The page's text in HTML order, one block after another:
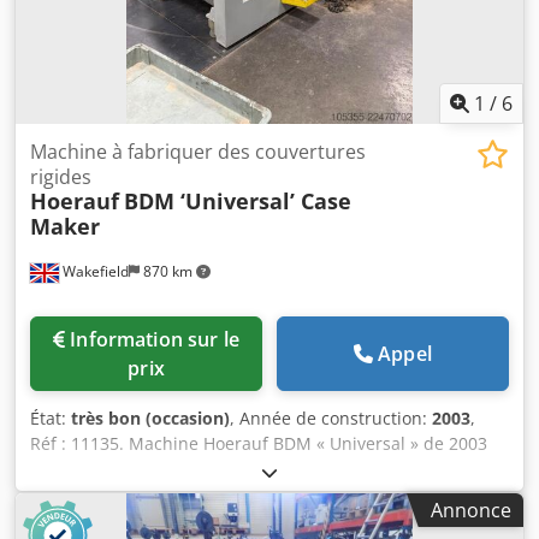
Nous vous enverrons volontiers des informations
complémentaires ou des photos supplémentaires sur
demande. Vente privée non autorisée. La vente s’effectue à
partir de l’entrepôt. Erreurs et ventes intermédiaires
1 / 6
Wakefield 870 km
Machine à fabriquer des couvertures
rigides
Hoerauf BDM ‘Universal’ Case
Maker
prix
Appel
État: très bon (occasion), Année de construction: 2003,
Réf : 11135. Machine Hoerauf BDM « Universal » de 2003
pour la fabrication de coffrets. Conçue pour les séries
courtes, moyennes et longues, avec un temps de réglage
minimal et une grande variété de formats de coffrets.Annonce